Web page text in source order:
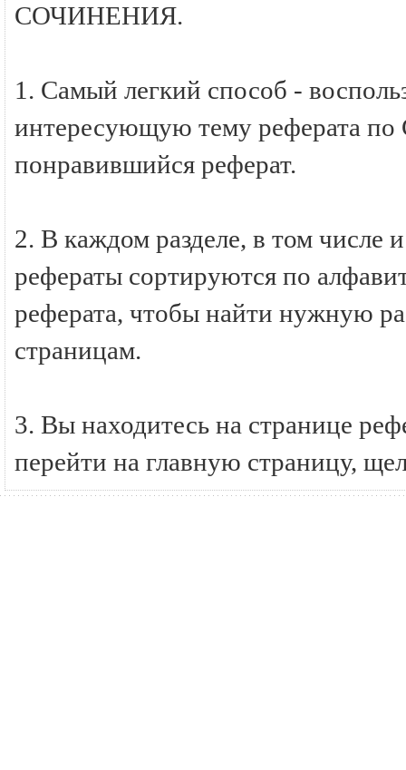
СОЧИНЕНИЯ.
1. Самый легкий способ -
интересующую тему реферата
понравившийся реферат.
2. В каждом разделе, в том
рефераты сортируются по
реферата, чтобы найти нужную
страницам.
3. Вы находитесь на странице
перейти на главную страницу,